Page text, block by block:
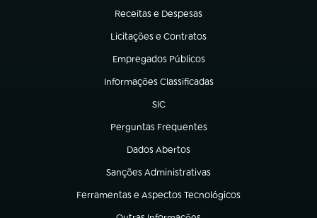
Receitas e Despesas
(abre em nova aba)
Licitações e Contratos
(abre em nova aba)
Empregados Públicos
(abre em nova aba)
Informações Classificadas
(abre em nova aba)
SIC
(abre em nova aba)
Perguntas Frequentes
(abre em nova aba)
Dados Abertos
(abre em nova aba)
Sanções Administrativas
(abre em nova aba)
Ferramentas e Aspectos Tecnológicos
(abre em nova aba)